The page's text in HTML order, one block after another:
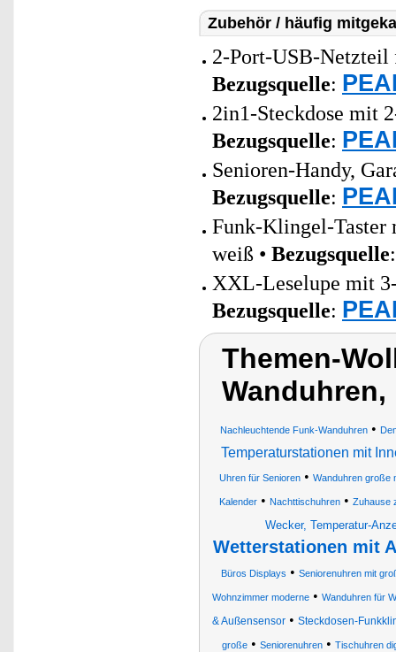
Zubehör / häufig
2-Port-USB-Netzteil
Bezugsquelle:
2in1-Steckdose mit
Bezugsquelle:
Senioren-Handy,
Bezugsquelle:
Funk-Klingel-Taster
weiß • Bezugsquelle
XXL-Leselupe mit
Bezugsquelle:
Themen-
Wanduhren,
Nachleuchtende Funk-Wanduhren•
Temperaturstationen mit
Uhren für Senioren • Wanduhren große
Kalender • Nachttischuhren • Zuhause
Wecker, Temperatur-
Wetterstationen mit
Büros Displays • Seniorenuhren mit
Wohnzimmer moderne • Wanduhren für
& Außensensor • Steckdosen-
große• Seniorenuhren• Tischuhren